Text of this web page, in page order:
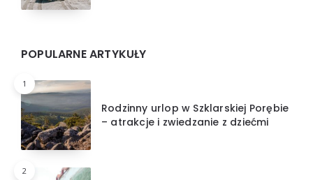
POPULARNE ARTYKUŁY
1
Rodzinny urlop w Szklarskiej Porębie
– atrakcje i zwiedzanie z dziećmi
2